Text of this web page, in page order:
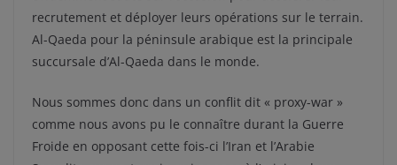
recrutement et déployer leurs opérations sur le terrain.
Al-Qaeda pour la péninsule arabique est la principale
succursale d’Al-Qaeda dans le monde.
Nous sommes donc dans un conflit dit « proxy-war »
comme nous avons pu le connaître durant la Guerre
Froide en opposant cette fois-ci l’Iran et l’Arabie